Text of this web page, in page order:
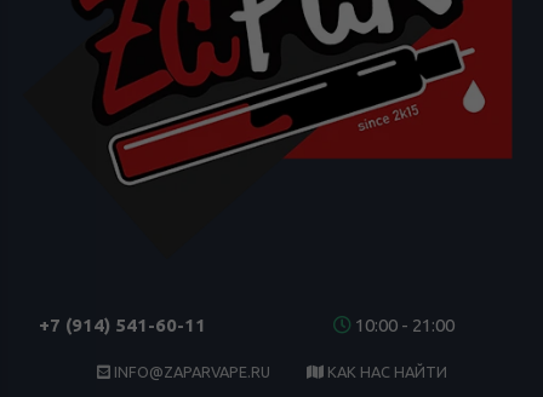
+7 (914) 541-60-11 10:00 - 21:00
INFO@ZAPARVAPE.RU КАК НАС НАЙТИ